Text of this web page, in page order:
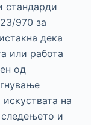
стандарди
970 за
дека
или работа
од
на
следењето и